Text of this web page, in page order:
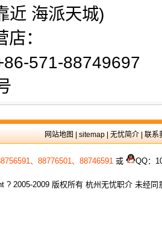
近 海派天城)
：
571-88749697
网站地图 sitemap 无忧简介 联系
、88776501、88746591 或 QQ：
? 2005-2009 版权所有 杭州无忧职介 未经